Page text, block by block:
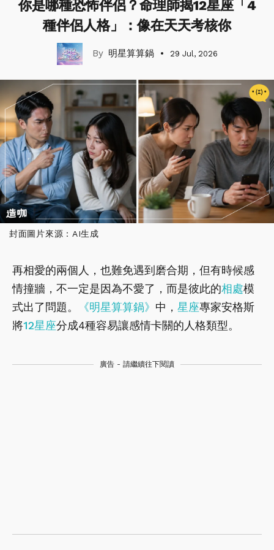
你是哪種恐怖伴侶？命理師揭12星座「4
種伴侶人格」：像在天天考核你
明星算算鍋 29 Jul, 2026
封面圖片來源：AI生成
再相愛的兩個人，也難免遇到磨合期，但有時候感
情撞牆，不一定是因為不愛了，而是彼此的相處模
式出了問題。
《明星算算鍋》 中， 星座專家安格斯
將12星座分成4種容易讓感情卡關的人格類型。
廣告 - 請繼續往下閱讀